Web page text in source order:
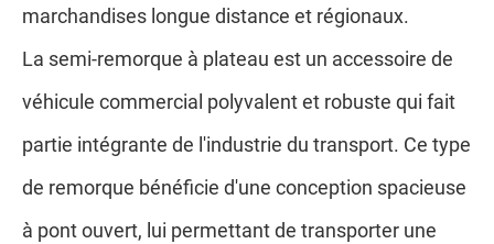
marchandises longue distance et régionaux.
La semi-remorque à plateau est un accessoire de
véhicule commercial polyvalent et robuste qui fait
partie intégrante de l'industrie du transport. Ce type
de remorque bénéficie d'une conception spacieuse
à pont ouvert, lui permettant de transporter une